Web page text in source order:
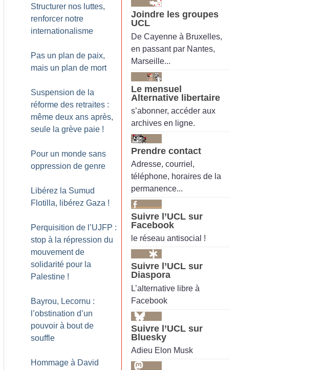
Structurer nos luttes,
renforcer notre
internationalisme
Pas un plan de paix,
mais un plan de mort
Suspension de la
réforme des retraites :
même deux ans après,
seule la grève paie !
Pour un monde sans
oppression de genre
Libérez la Sumud
Flotilla, libérez Gaza !
Perquisition de l’UJFP :
stop à la répression du
mouvement de
solidarité pour la
Palestine !
Bayrou, Lecornu :
l’obstination d’un
pouvoir à bout de
souffle
Hommage à David
Joindre les groupes
UCL
De Cayenne à Bruxelles,
en passant par Nantes,
Marseille...
Le mensuel
Alternative libertaire
s’abonner, accéder aux
archives en ligne.
Prendre contact
Adresse, courriel,
téléphone, horaires de la
permanence...
Suivre l’UCL sur
Facebook
le réseau antisocial !
Suivre l’UCL sur
Diaspora
L’alternative libre à
Facebook
Suivre l’UCL sur
Bluesky
Adieu Elon Musk